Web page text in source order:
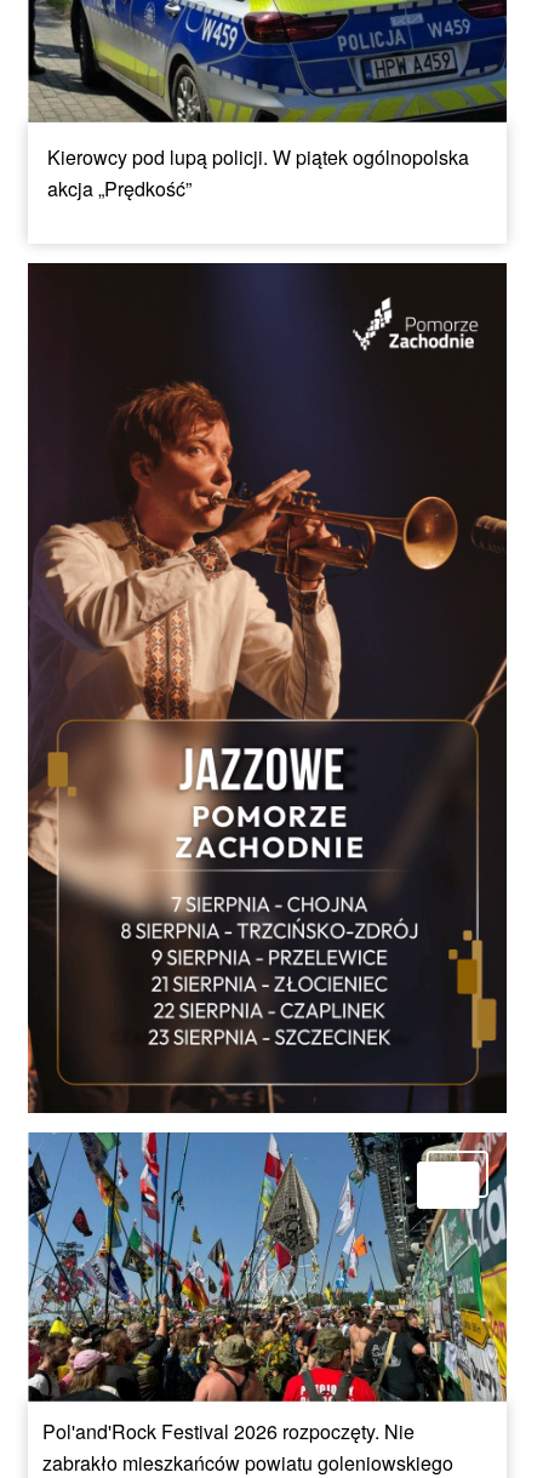
Kierowcy pod lupą policji. W piątek ogólnopolska
akcja „Prędkość”
Pol'and'Rock Festival 2026 rozpoczęty. Nie
zabrakło mieszkańców powiatu goleniowskiego